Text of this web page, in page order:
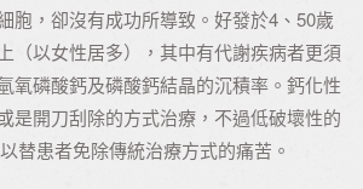
胞，卻沒有成功所導致。好發於4、50歲
（以女性居多），其中有代謝疾病者更須
氧磷酸鈣及磷酸鈣結晶的沉積率。鈣化性
是開刀刮除的方式治療，不過低破壞性的
替患者免除傳統治療方式的痛苦。